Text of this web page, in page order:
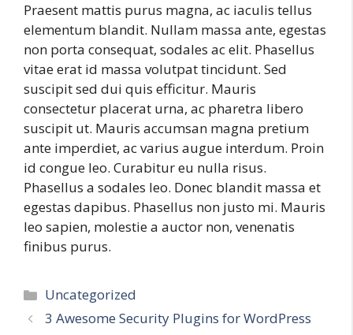
Praesent mattis purus magna, ac iaculis tellus
elementum blandit. Nullam massa ante, egestas
non porta consequat, sodales ac elit. Phasellus
vitae erat id massa volutpat tincidunt. Sed
suscipit sed dui quis efficitur. Mauris
consectetur placerat urna, ac pharetra libero
suscipit ut. Mauris accumsan magna pretium
ante imperdiet, ac varius augue interdum. Proin
id congue leo. Curabitur eu nulla risus.
Phasellus a sodales leo. Donec blandit massa et
egestas dapibus. Phasellus non justo mi. Mauris
leo sapien, molestie a auctor non, venenatis
finibus purus.
Categories
Uncategorized
3 Awesome Security Plugins for WordPress